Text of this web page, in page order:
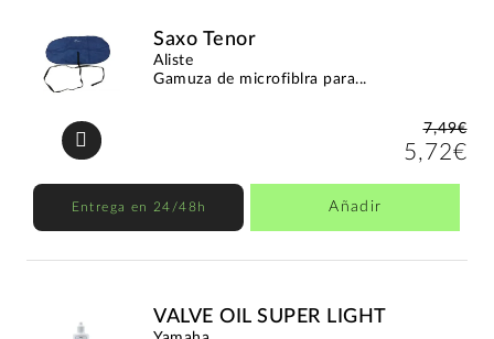
Saxo Tenor
Aliste
Gamuza de microfiblra para...
7,49€
5,72€
Entrega en 24/48h Añadir
VALVE OIL SUPER LIGHT